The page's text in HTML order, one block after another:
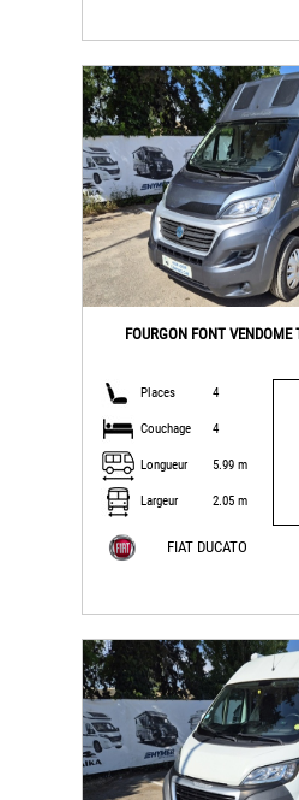
FOURGON FONT VENDOME
Places 4
Couchage 4
Longueur 5.99 m
Largeur 2.05 m
FIAT DUCATO